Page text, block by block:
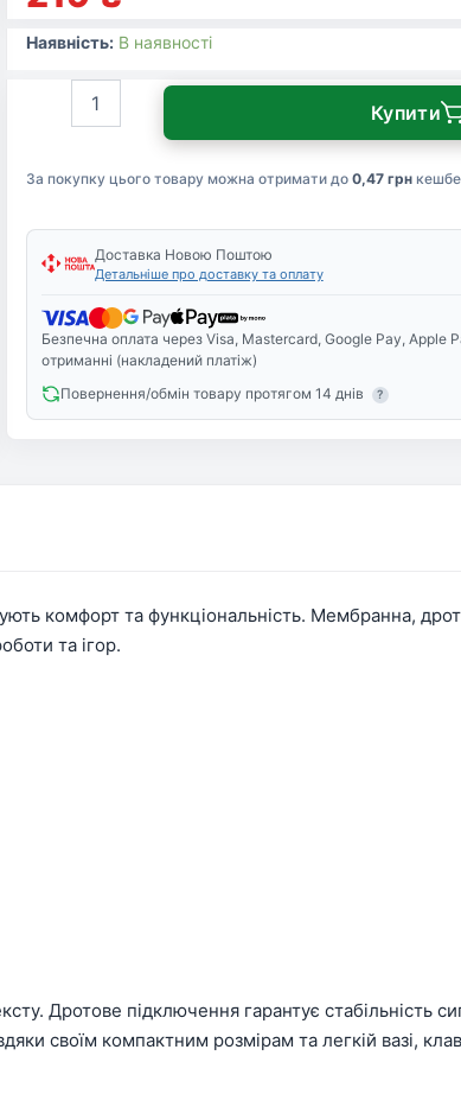
Наявність: В наявності
За покупку цього товару можна отримати до 0,47 грн
UA/PS2
Купити
Доставка Новою Поштою
Детальніше про доставку та оплату
Безпечна оплата через Visa, Mastercard, Google Pay, Apple
отриманні (накладений платіж)
Повернення/обмін товару протягом 14 днів
?
комфорт та функціональність. Мембранна,
та ігор.
Дротове підключення гарантує стабільність
своїм компактним розмірам та легкій вазі,